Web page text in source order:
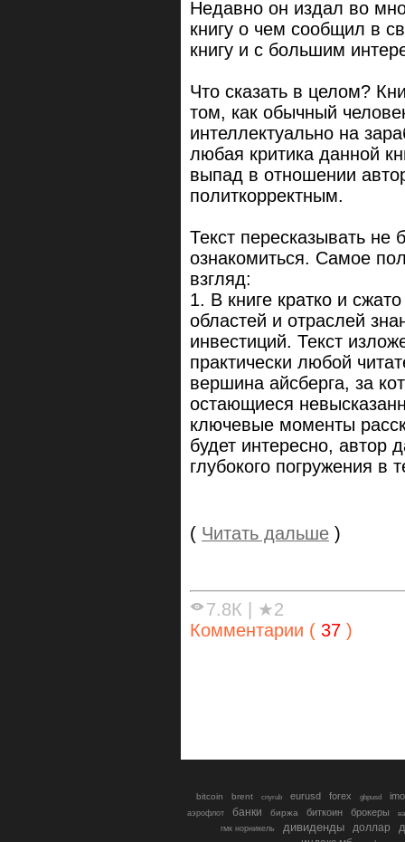
Недавно он издал во
книгу о чем сообщил в
книгу и с большим
Что сказать в целом?
том, как обычный
интеллектуально на
любая критика данной
выпад в отношении
политкорректным.
Текст пересказывать
ознакомиться. Самое
взгляд:
1. В книге кратко и
областей и отраслей
инвестиций. Текст
практически любой
вершина айсберга, за
остающиеся
ключевые моменты
будет интересно, автор
глубокого погружения в
( Читать дальше )
7.8К | ★2
Комментарии ( 37 )
bitcoin brent cnyrub eurusd forex gbpusd
аэрофлот банки биржа биткоин брокеры
гмк норникель
дивиденды доллар